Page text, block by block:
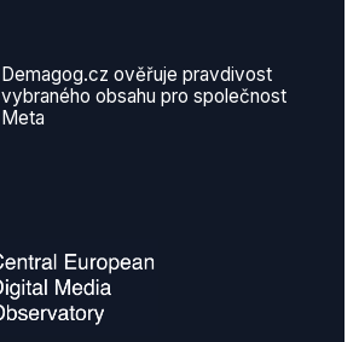
Demagog.cz ověřuje pravdivost
vybraného obsahu pro společnost
Meta